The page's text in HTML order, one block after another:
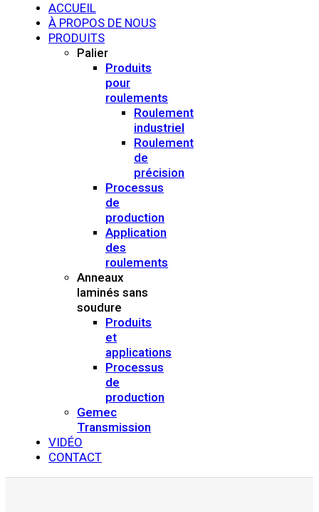
ACCUEIL
À PROPOS DE NOUS
PRODUITS
Palier
Produits
pour
roulements
Roulement
industriel
Roulement
de
précision
Processus
de
production
Application
des
roulements
Anneaux
laminés sans
soudure
Produits
et
applications
Processus
de
production
Gemec
Transmission
VIDÉO
CONTACT